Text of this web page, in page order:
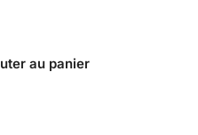
au panier